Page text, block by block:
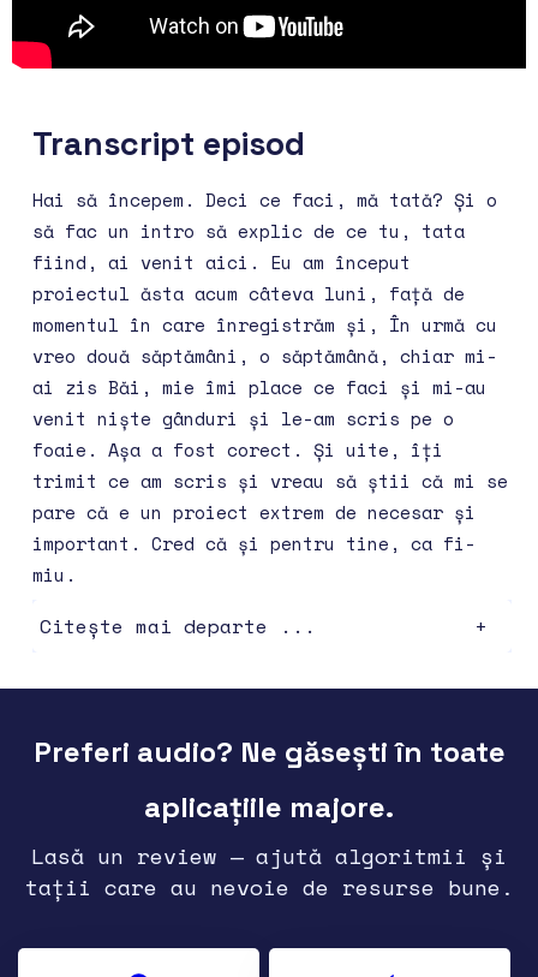
Transcript episod
Hai să începem. Deci ce faci, mă tată? Și o
să fac un intro să explic de ce tu, tata
fiind, ai venit aici. Eu am început
proiectul ăsta acum câteva luni, față de
momentul în care înregistrăm și, În urmă cu
vreo două săptămâni, o săptămână, chiar mi-
ai zis Băi, mie îmi place ce faci și mi-au
venit niște gânduri și le-am scris pe o
foaie. Așa a fost corect. Și uite, îți
trimit ce am scris și vreau să știi că mi se
pare că e un proiect extrem de necesar și
important. Cred că și pentru tine, ca fi-
miu.
Citește mai departe ...
Preferi audio? Ne găsești în toate
aplicațiile majore.
Lasă un review — ajută algoritmii și
tații care au nevoie de resurse bune.